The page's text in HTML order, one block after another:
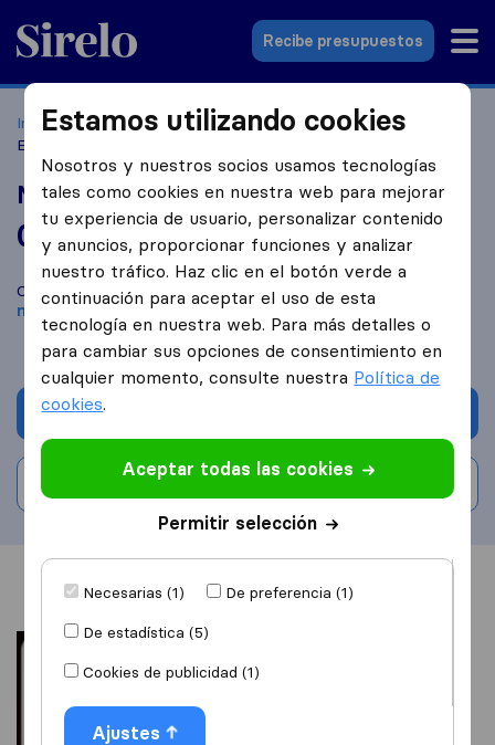
Sirelo.es
Recibe presupuestos
Inicio Empresas de mudanzas Viladecans
Mudanzas
Euroservei
Mudanzas Euroservei
0,0 basado en0
reseñas de Sirelo y Google
i
Compara Mudanzas Euroservei con otrasempresas de
mudanzasdeViladecans
Escribe una valoración
Información Valoraciones
Estamos utilizando cookies
Nosotros y nuestros socios usamos tecnologías
tales como cookies en nuestra web para mejorar
tu experiencia de usuario, personalizar contenido
y anuncios, proporcionar funciones y analizar
nuestro tráfico. Haz clic en el botón verde a
continuación para aceptar el uso de esta
tecnología en nuestra web. Para más detalles o
para cambiar sus opciones de consentimiento en
cualquier momento, consulte nuestra Política de
cookies.
Aceptar todas las cookies
Permitir selección
Necesarias (1)
De preferencia (1)
De estadística (5)
Cookies de publicidad (1)
Ajustes